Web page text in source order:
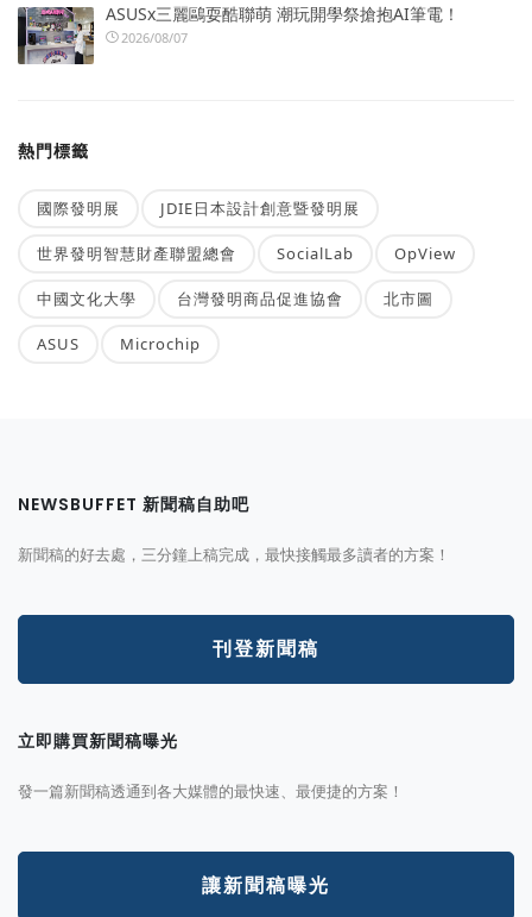
ASUSx三麗鷗耍酷聯萌 潮玩開學祭搶抱AI筆電！
2026/08/07
熱門標籤
國際發明展 JDIE日本設計創意暨發明展
世界發明智慧財產聯盟總會 SocialLab OpView
中國文化大學 台灣發明商品促進協會 北市圖
ASUS Microchip
NEWSBUFFET 新聞稿自助吧
新聞稿的好去處，三分鐘上稿完成，最快接觸最多讀者的方案！
刊登新聞稿
立即購買新聞稿曝光
發一篇新聞稿透通到各大媒體的最快速、最便捷的方案！
讓新聞稿曝光